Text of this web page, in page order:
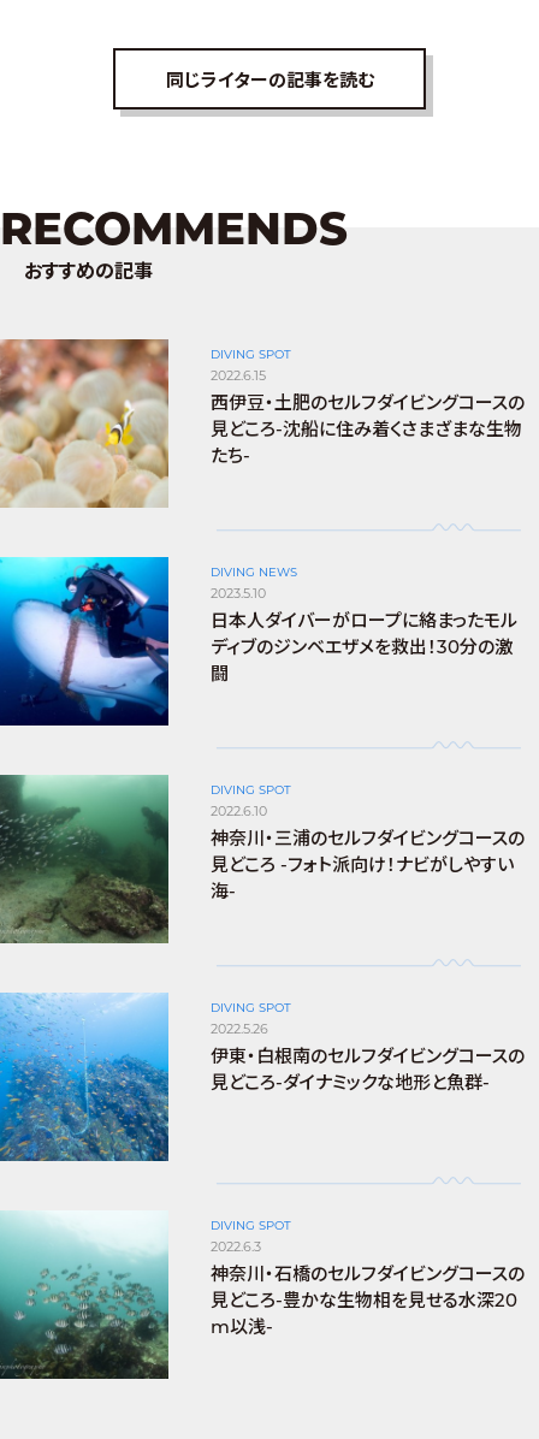
同じライターの記事を読む
RECOMMENDS
おすすめの記事
DIVING SPOT
2022.6.15
西伊豆・土肥のセルフダイビングコースの
見どころ-沈船に住み着くさまざまな生物
たち-
DIVING NEWS
2023.5.10
日本人ダイバーがロープに絡まったモル
ディブのジンベエザメを救出！30分の激
闘
DIVING SPOT
2022.6.10
神奈川・三浦のセルフダイビングコースの
見どころ -フォト派向け！ナビがしやすい
海-
DIVING SPOT
2022.5.26
伊東・白根南のセルフダイビングコースの
見どころ-ダイナミックな地形と魚群-
DIVING SPOT
2022.6.3
神奈川・石橋のセルフダイビングコースの
見どころ-豊かな生物相を見せる水深20
m以浅-